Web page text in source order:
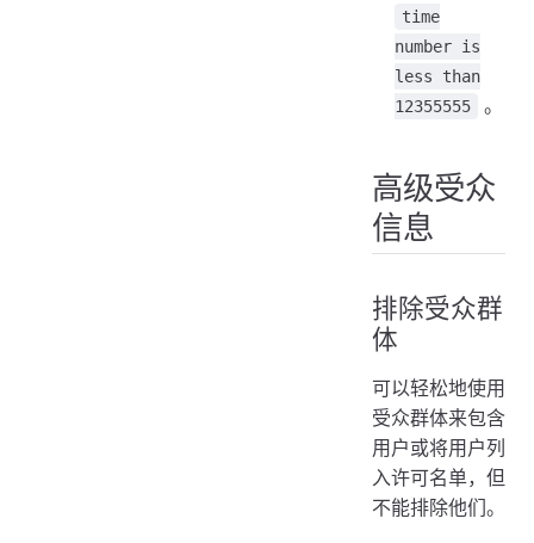
time
number is
less than
12355555
。
高级受众
信息
排除受众群
体
可以轻松地使用
受众群体来包含
用户或将用户列
入许可名单，但
不能排除他们。